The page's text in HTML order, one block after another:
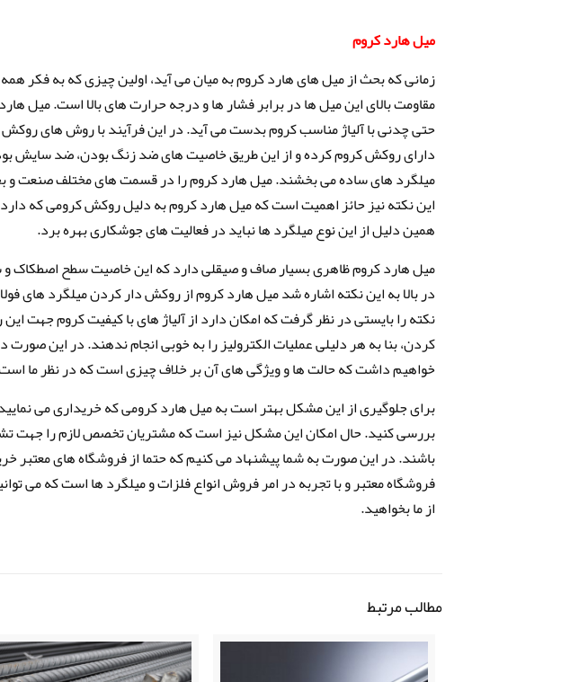
میل هارد کروم
زمانی که بحث از میل های هارد کروم به میان می آید، اولین چیزی که به فکر
مقاومت بالای این میل ها در برابر فشار ها و درجه حرارت های بالا است. میل
حتی چدنی با آلیاژ مناسب کروم بدست می آید. در این فرآیند با روش های روکش
دارای روکش کروم کرده و از این طریق خاصیت های ضد زنگ بودن، ضد سایش
میلگرد های ساده می بخشند. میل هارد کروم را در قسمت های مختلف صنعت و
این نکته نیز حائز اهمیت است که میل هارد کروم به دلیل روکش کرومی که
همین دلیل از این نوع میلگرد ها نباید در فعالیت های جوشکاری بهره برد.
میل هارد کروم ظاهری بسیار صاف و صیقلی دارد که این خاصیت سطح اصطکاک و
در بالا به این نکته اشاره شد میل هارد کروم از روکش دار کردن میلگرد های
نکته را بایستی در نظر گرفت که امکان دارد از آلیاژ های با کیفیت کروم جهت
کردن، بنا به هر دلیلی عملیات الکترولیز را به خوبی انجام ندهند. در این
خواهیم داشت که حالت ها و ویژگی های آن بر خلاف چیزی است که در نظر ما
برای جلوگیری از این مشکل بهتر است به میل هارد کرومی که خریداری می
بررسی کنید. حال امکان این مشکل نیز است که مشتریان تخصص لازم را جهت
باشند. در این صورت به شما پیشنهاد می کنیم که حتما از فروشگاه های معتبر
فروشگاه معتبر و با تجربه در امر فروش انواع فلزات و میلگرد ها است که می
از ما بخواهید.
مطالب مرتبط